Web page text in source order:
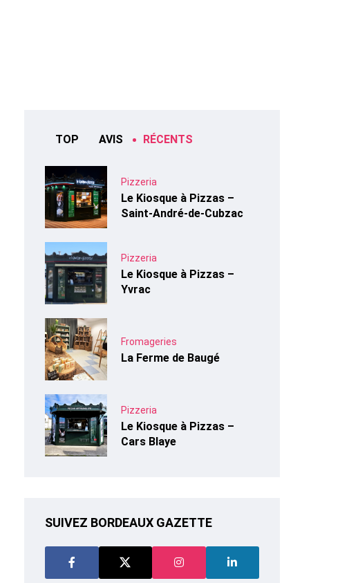
TOP AVIS RÉCENTS
Pizzeria
Le Kiosque à Pizzas –
Saint-André-de-Cubzac
Pizzeria
Le Kiosque à Pizzas –
Yvrac
Fromageries
La Ferme de Baugé
Pizzeria
Le Kiosque à Pizzas –
Cars Blaye
SUIVEZ BORDEAUX GAZETTE